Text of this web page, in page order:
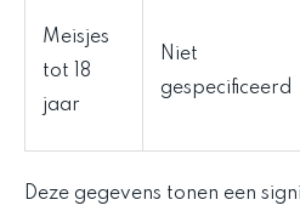
Meisjes
tot 18
jaar
Niet
gespecificeerd
Deze gegevens tonen een